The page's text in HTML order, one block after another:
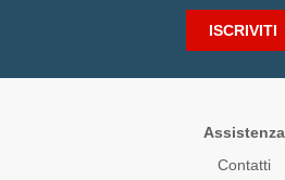
ISCRIVITI
Assistenza
Contatti